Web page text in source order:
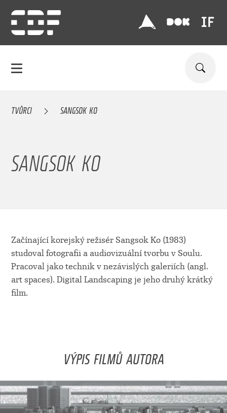
TVŮRCI SANGSOK KO
SANGSOK KO
Začínající korejský režisér Sangsok Ko (1983)
studoval fotografii a audiovizuální tvorbu v Soulu.
Pracoval jako technik v nezávislých galeriích (angl.
art spaces). Digital Landscaping je jeho druhý krátký
film.
VÝPIS FILMŮ AUTORA